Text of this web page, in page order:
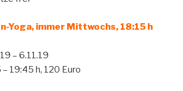
Yoga, immer Mittwochs, 18:15 h
– 6.11.19
– 19:45 h, 120 Euro